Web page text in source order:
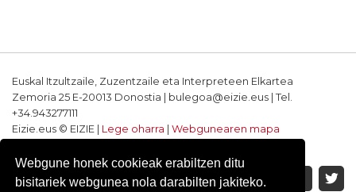
Webgune honek cookieak erabiltzen ditu
bisitariek webgunea nola darabilten jakiteko.
Euskal Itzultzaile, Zuzentzaile eta Interpreteen Elkartea
Zemoria 25 E-20013 Donostia | bulegoa@eizie.eus | Tel.
+34.943277111
Eizie.eus © EIZIE | Lege oharra | Webgunearen mapa